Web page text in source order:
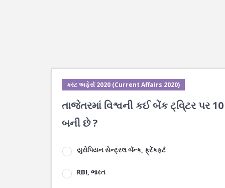
કરંટ અફેર્સ 2020 (Current Affairs 2020)
તાજેતરમાં વિશ્વની કઈ બેંક ટ્વિ્ટર પર
બની છે ?
યુરોપિયન સેન્ટ્રલ બૅન્ક, ફ્રેંકફર્ટ
RBI, ભારત